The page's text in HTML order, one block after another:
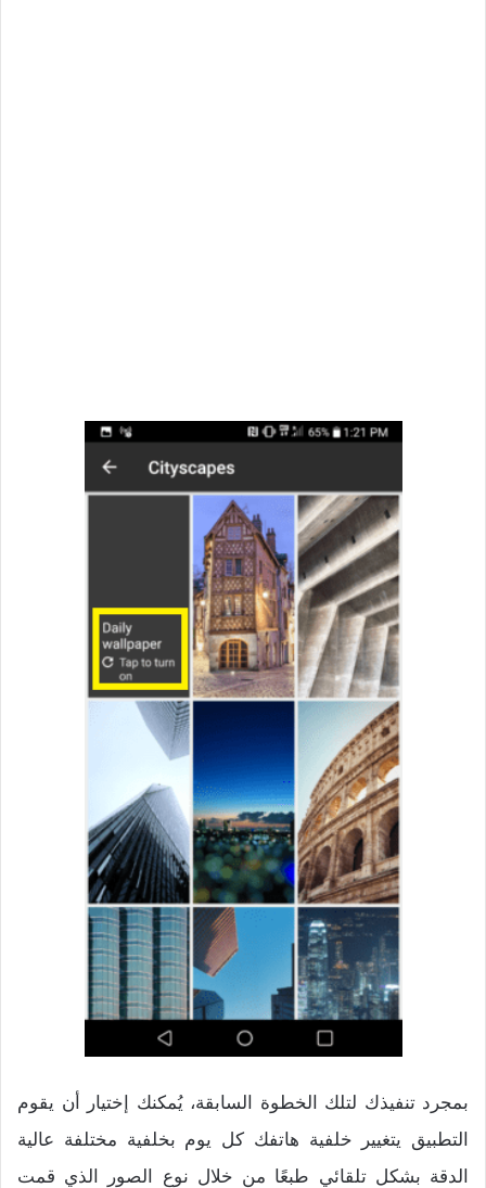
بمجرد تنفيذك لتلك الخطوة السابقة، يُمكنك إختيار أن يقوم
التطبيق يتغيير خلفية هاتفك كل يوم بخلفية مختلفة عالية
الدقة بشكل تلقائي طبعًا من خلال نوع الصور الذي قمت